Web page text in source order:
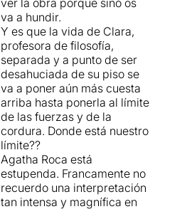
va a hundir.
Y es que la vida de Clara,
profesora de filosofía,
separada y a punto de ser
desahuciada de su piso se
va a poner aún más cuesta
arriba hasta ponerla al límite
de las fuerzas y de la
cordura. Donde está nuestro
límite??
Agatha Roca está
estupenda. Francamente no
recuerdo una interpretación
tan intensa y magnífica en